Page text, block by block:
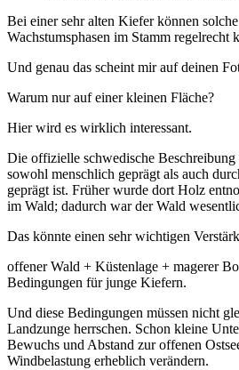
Bei einer sehr alten Kiefer können
Wachstumsphasen im Stamm regelrecht
Und genau das scheint mir auf deinen
Warum nur auf einer kleinen Fläche?
Hier wird es wirklich interessant.
Die offizielle schwedische Beschreibung
sowohl menschlich geprägt als auch
geprägt ist. Früher wurde dort Holz
im Wald; dadurch war der Wald
Das könnte einen sehr wichtigen
offener Wald + Küstenlage + magerer
Bedingungen für junge Kiefern.
Und diese Bedingungen müssen nicht
Landzunge herrschen. Schon kleine
Bewuchs und Abstand zur offenen
Windbelastung erheblich verändern.